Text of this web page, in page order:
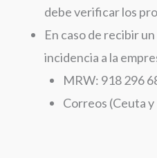
debe verificar los
En caso de recibir
incidencia a la
MRW: 918 296
Correos (Ceuta